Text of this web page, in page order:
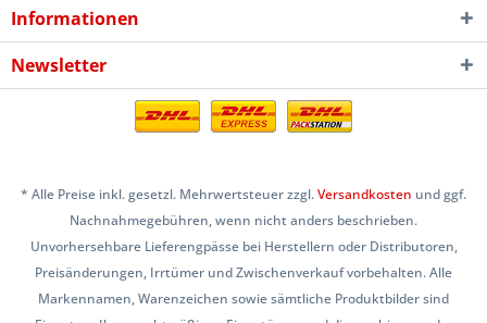
Informationen
Newsletter
* Alle Preise inkl. gesetzl. Mehrwertsteuer zzgl.Versandkosten und ggf.
Nachnahmegebühren, wenn nicht anders beschrieben.
Unvorhersehbare Lieferengpässe bei Herstellern oder Distributoren,
Preisänderungen, Irrtümer und Zwischenverkauf vorbehalten. Alle
Markennamen, Warenzeichen sowie sämtliche Produktbilder sind